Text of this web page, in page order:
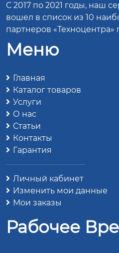
С 2017 по 2021 годы, наш
вошел в список из 10
партнеров «Техноцентра»
Меню
Главная
Каталог товаров
Услуги
О нас
Статьи
Контакты
Гарантия
Личный кабинет
Изменить мои данные
Мои заказы
Рабочее